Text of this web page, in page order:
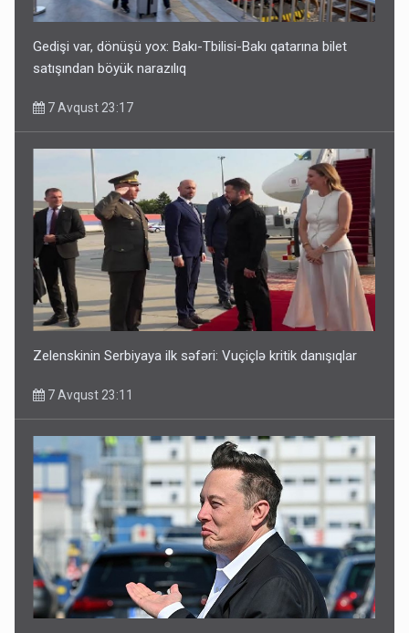
Media və Yayım Şurasına əlavə hüquq və vəzifələr verilib
7 Avqust 13:24
Gedişi var, dönüşü yox: Bakı-Tbilisi-Bakı qatarına bilet
satışından böyük narazılıq
7 Avqust 23:17
Zelenskinin Serbiyaya ilk səfəri: Vuçiçlə kritik danışıqlar
7 Avqust 23:11